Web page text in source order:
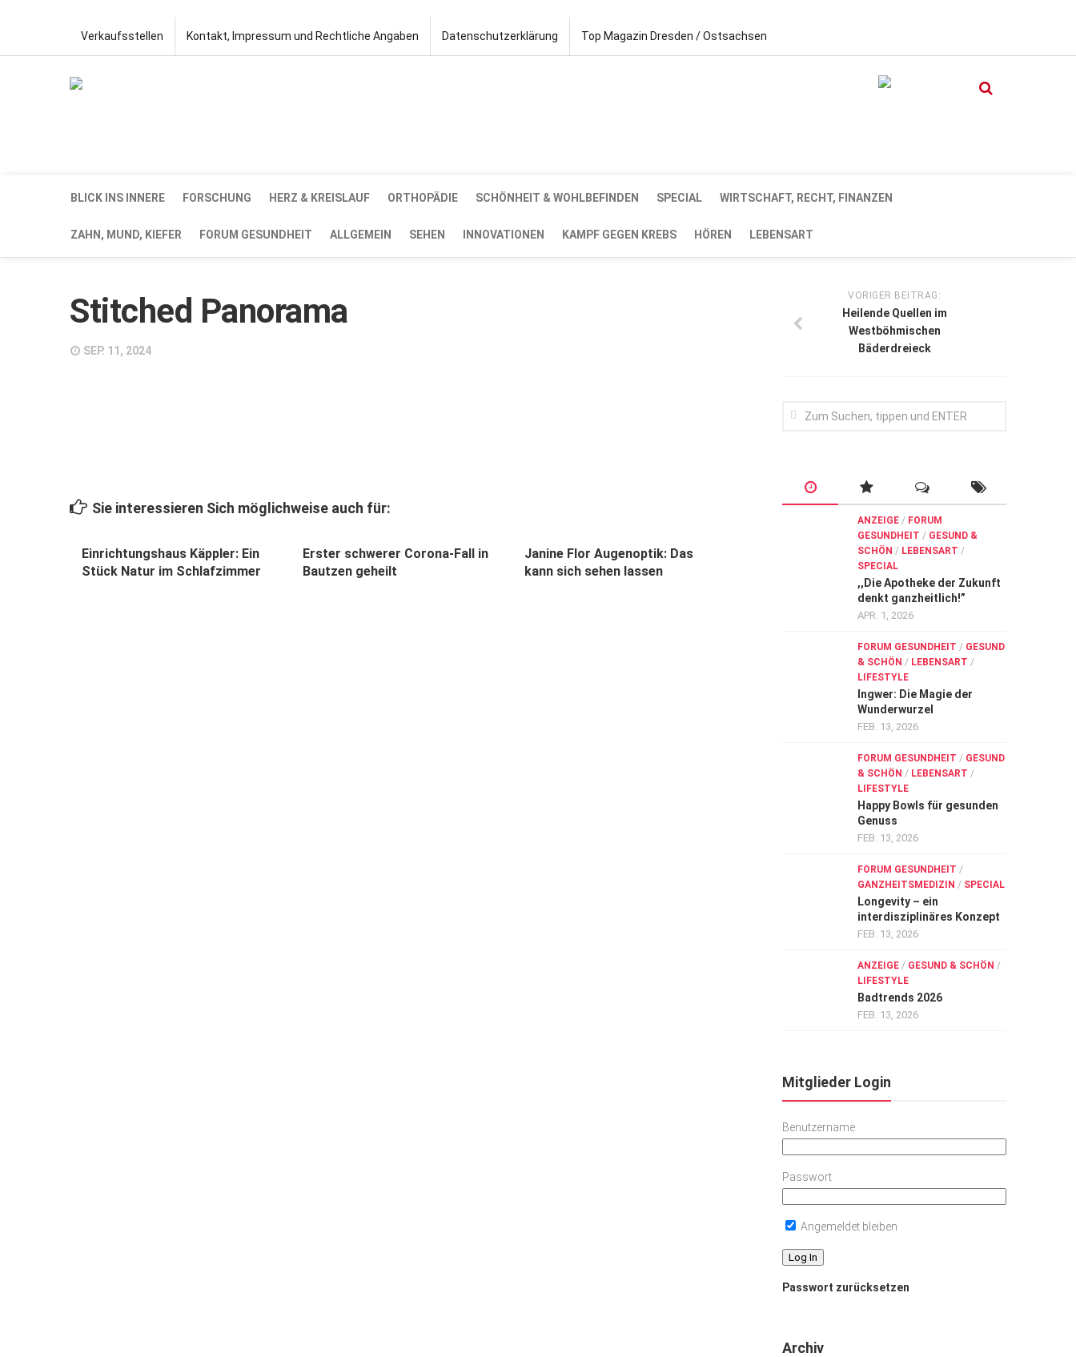
Verkaufsstellen Kontakt, Impressum und Rechtliche Angaben Datenschutzerklärung Top Magazin Dresden / Ostsachsen
BLICK INS INNERE FORSCHUNG HERZ & KREISLAUF ORTHOPÄDIE SCHÖNHEIT & WOHLBEFINDEN SPECIAL WIRTSCHAFT, RECHT, FINANZEN
ZAHN, MUND, KIEFER FORUM GESUNDHEIT ALLGEMEIN SEHEN INNOVATIONEN KAMPF GEGEN KREBS HÖREN LEBENSART
Stitched Panorama
SEP. 11, 2024
Sie interessieren Sich möglichweise auch für:
Einrichtungshaus Käppler: Ein
Stück Natur im Schlafzimmer
Erster schwerer Corona-Fall in
Bautzen geheilt
Janine Flor Augenoptik: Das
kann sich sehen lassen
VORIGER BEITRAG:
Heilende Quellen im
Westböhmischen
Bäderdreieck
ANZEIGE / FORUM
GESUNDHEIT / GESUND &
SCHÖN / LEBENSART /
SPECIAL
,,Die Apotheke der Zukunft
denkt ganzheitlich!”
APR. 1, 2026
FORUM GESUNDHEIT / GESUND
& SCHÖN / LEBENSART /
LIFESTYLE
Ingwer: Die Magie der
Wunderwurzel
FEB. 13, 2026
FORUM GESUNDHEIT / GESUND
& SCHÖN / LEBENSART /
LIFESTYLE
Happy Bowls für gesunden
Genuss
FEB. 13, 2026
FORUM GESUNDHEIT /
GANZHEITSMEDIZIN / SPECIAL
Longevity – ein
interdisziplinäres Konzept
FEB. 13, 2026
ANZEIGE / GESUND & SCHÖN /
LIFESTYLE
Badtrends 2026
FEB. 13, 2026
Mitglieder Login
Benutzername
Passwort
Angemeldet bleiben
Passwort zurücksetzen
Archiv